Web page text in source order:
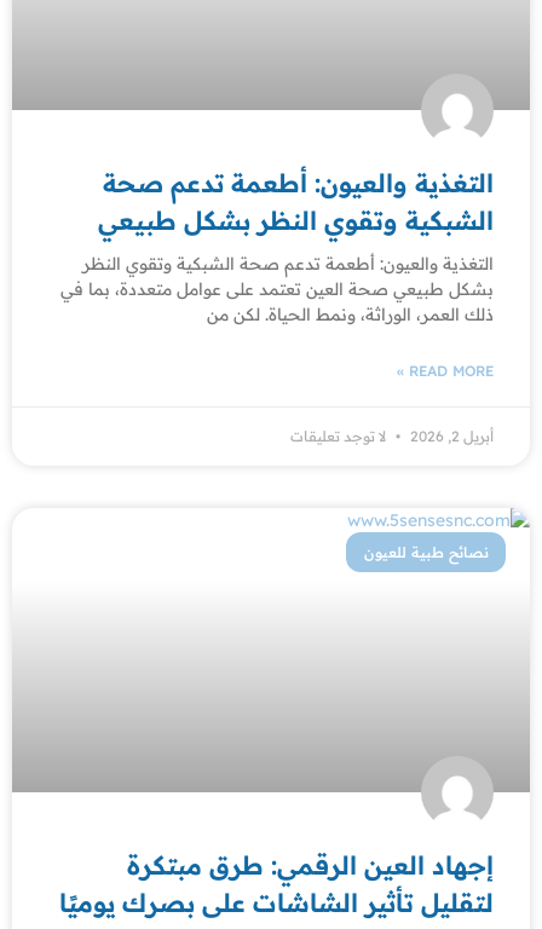
التغذية والعيون: أطعمة تدعم صحة
الشبكية وتقوي النظر بشكل طبيعي
التغذية والعيون: أطعمة تدعم صحة الشبكية وتقوي النظر
بشكل طبيعي صحة العين تعتمد على عوامل متعددة، بما في
ذلك العمر، الوراثة، ونمط الحياة. لكن من
READ MORE »
أبريل 2, 2026 لا توجد تعليقات
نصائح طبية للعيون
إجهاد العين الرقمي: طرق مبتكرة
لتقليل تأثير الشاشات على بصرك يوميًا